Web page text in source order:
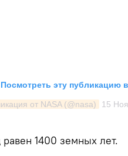
Посмотреть эту публикацию
от NASA (@nasa) 15
1400 земных лет.